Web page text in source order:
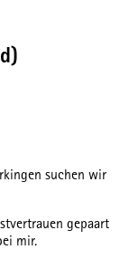
suchen wir
gepaart
mir.